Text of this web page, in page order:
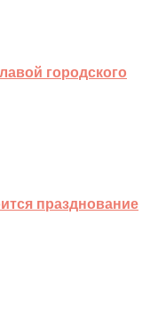
городского
празднование